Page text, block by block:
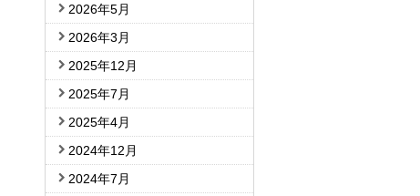
2026年5月
2026年3月
2025年12月
2025年7月
2025年4月
2024年12月
2024年7月